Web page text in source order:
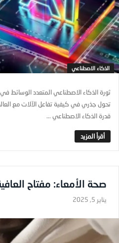
الذكاء الاصطناعي
ثورة الذكاء الاصطناعي المتعدد الوسائط
تحول جذري في كيفية تفاعل الآلات مع
قدرة الذكاء الاصطناعي ...
صحة الأمعاء: مفتاح
يناير 5, 2025